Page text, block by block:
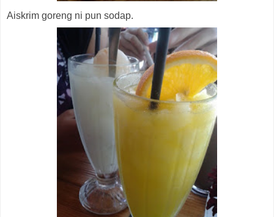
Aiskrim goreng ni pun sodap.